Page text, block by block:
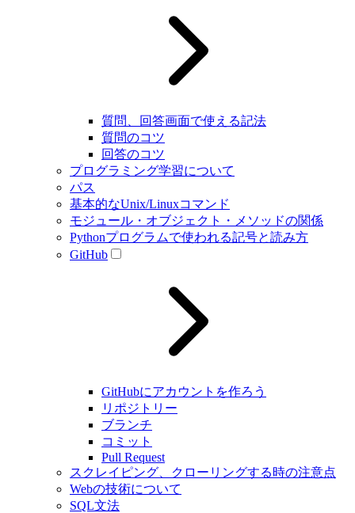
質問、回答画面で使える記法
質問のコツ
回答のコツ
プログラミング学習について
パス
基本的なUnix/Linuxコマンド
モジュール・オブジェクト・メソッドの関係
Pythonプログラムで使われる記号と読み方
GitHub
GitHubにアカウントを作ろう
リポジトリー
ブランチ
コミット
Pull Request
スクレイピング、クローリングする時の注意点
Webの技術について
SQL文法